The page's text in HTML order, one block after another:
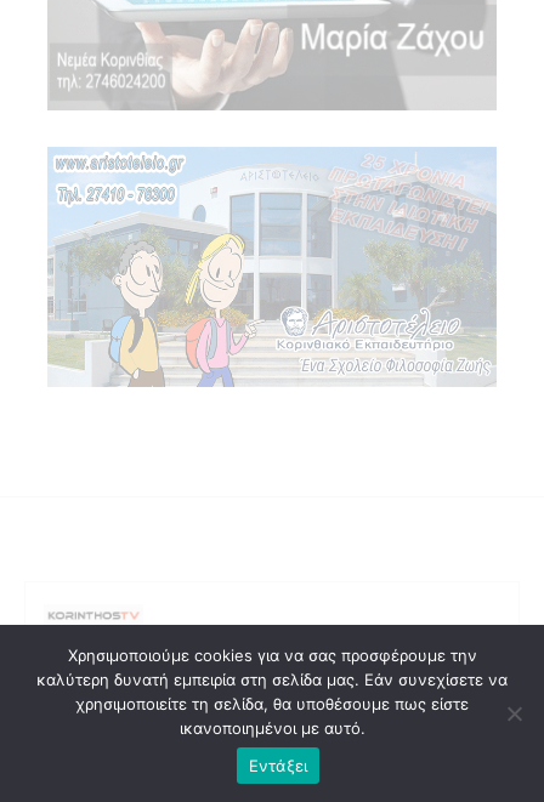
πλατφόρμα ενημέρωσης για την Κορινθία και την
ευρύτερη περιοχή. Με συνεχή ροή ειδήσεων, έγκυρη
ενημέρωση και αποκλειστικά ρεπορτάζ, σας κρατάμε
πάντα ενημερωμένους για ό,τι συμβαίνει τοπικά και
Ακολουθήστε μας για άμεση ενημέρωση, έγκυρες
Χρησιμοποιούμε cookies για να σας προσφέρουμε την
καλύτερη δυνατή εμπειρία στη σελίδα μας. Εάν συνεχίσετε να
χρησιμοποιείτε τη σελίδα, θα υποθέσουμε πως είστε
ικανοποιημένοι με αυτό.
Εντάξει